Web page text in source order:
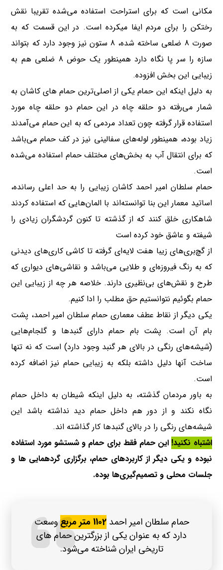
مکانی است که برای استراحت استفاده می‌شده تقریبا نقش
رختکن را برای مردم ایفا میکرده است. در این قسمت که به
صورت 8 ضلعی ساخته شده، 8 ستون نیز وجود دارد که بتواند
سازه را سر پا نگاه دارد همینطور یک حوض 8 ضلعی هم به
زیبایی این بخش افزوده.
به دلیل اینکه این حمام یکی از اصلی‌ترین حمام های کاشان به
شمار می‌‌رفته دو حلقه چاه در این حمام دو حلقه چاه مورد
استفاده قرار گرفته چون تعداد مردمی که به این حمام می‌آمدند
زیاد بوده، همینطور لوله‌های سفالینی نیز در کف حمام می‌باشد
که برای انتقال آب به بخش‌های مختلف حمام استفاده می‌شده
است.
حمام سلطان امیر احمد کاشان زیبایی را به حد اعلی رسانده،
اساتید معمار این بنا توانسته‌اند با الما‌ن‌هایی که استفاده کردند
شاهکاری خلق کنند که از گذشته تا کنون گردشگران زیادی را
شیفته و عاشق خود کرده است
از گچ‌بری‌های زیبا هفت لایه‌ای گرفته تا کاشی کاری‌های دیدنی
که به رنگ فیروزه‌ای و طلایی می‌باشد و نقاشی‌های دیواری که
طرح و نقش‌های بی‌نظیری دارند. خلاصه هر چه از زیبایی این
حمام بگوئیم نتوانستیم حق مطلب را ادا کنیم.
یکی دیگر از نقاط عطف معماری حمام سلطان امیر احمد، پشت
بام آن است. پشت بام حمام دارای گنبد‌ها و گلجام‌هایی
(شیشه‌های رنگی در بالای هر گنبد وجود دارد) است که نه تنها
ساخت آنها دلیل داشته بلکه به زیبایی حمام نیز اضافه کرده
است.
به باور مردمان گذشته، به دلیل اینکه شیطان به داخل حمام
نگاه نکند و از دور هم داخل حمام دید نداشته باشد این
شیشه‌های رنگی را در بالای گنبد‌ها کار گذاشته اند.
اشتباه نکنید! این حمام فقط برای حمام و شستشو مورد استفاده
نبوده و یکی دیگر از کاربردهای حمام، برگزاری گردهمایی ها و
جلسات محلی و تصمیم‌گیری‌ها بوده.
حمام سلطان امیر احمد1102 متر مربع
وسعت
دارد که به عنوان یکی از بزرگترین حمام های
تاریخی ایران شناخته می‌شود.